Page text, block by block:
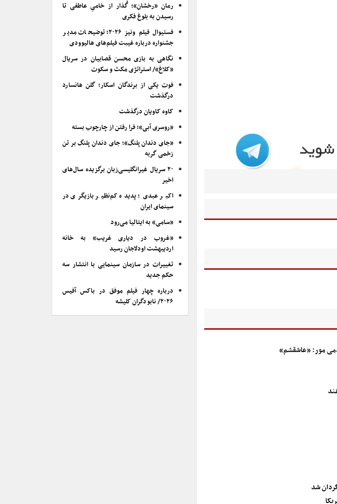
رمان «رخشان»؛ گُذار از خامیِ عاطفی تا
رسیدن به بلوغ فکری
فستیوال فیلم ونیز ۲۰۲۶؛ توضیحات مدیر
جشنواره درباره غیبت فیلم‌های هالیوودی
نگاهی به بازی محسن قصابیان در سریال
«کلاغ»/ استراتژی مکث و سکوت
فوت یکی از برندگان اسکار؛ گلن هانسارد
درگذشت
کاوه کاویان درگذشت
«روسری آبی»؛ فرا رفتن از چارچوب بسته
«جای دندان پلنگ»؛ جای دندان پلنگ بر تن
زخمی گربه
۲۰ سریال غیرانگلیسی‌زبان برگزیده سال‌های
اخیر
اکبر عبدی؛ پدیده کم‌نظیر بازیگری در
سینمای ایران
«سامی» به ایتالیا می‌رود
«غروب در دیاری غریب» به خانه
اردیبهشت اودلاجان رسید
تغییرات در سازمان سینمایی با انتشار سه
حکم جدید
درباره چهار فیلم موفق در باکس آفیس
۲۰۲۶/ نابودگران کلیشه